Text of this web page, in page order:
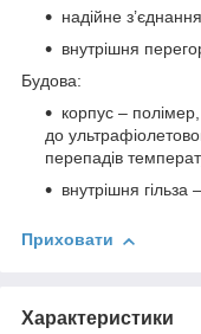
надійне
внутрішня
Будова:
корпус –
до
перепадів
внутрішня гільза
Приховати
Характеристики